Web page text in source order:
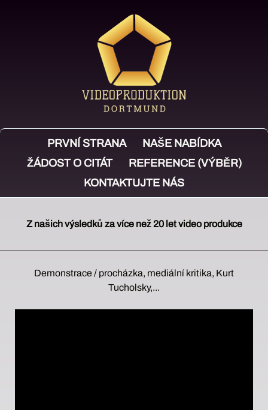
PRVNÍ STRANA
NAŠE NABÍDKA
ŽÁDOST O CITÁT
REFERENCE (VÝBĚR)
KONTAKTUJTE NÁS
Z našich výsledků za více než 20 let video produkce
Demonstrace / procházka, mediální kritika, Kurt
Tucholsky,...